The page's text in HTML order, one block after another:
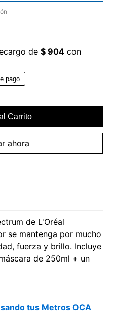
de $ 904con
pago
Carrito
ahora
de L'Oréal
se mantenga por mucho
fuerza y brillo. Incluye
de 250ml + un
tus Metros OCA